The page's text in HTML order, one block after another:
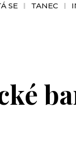
SE TANEC